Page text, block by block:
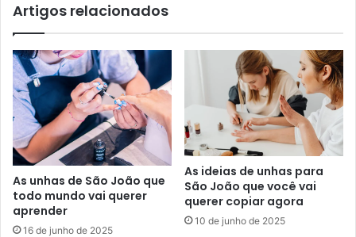
Artigos relacionados
As unhas de São João que
todo mundo vai querer
aprender
16 de junho de 2025
As ideias de unhas para
São João que você vai
querer copiar agora
10 de junho de 2025